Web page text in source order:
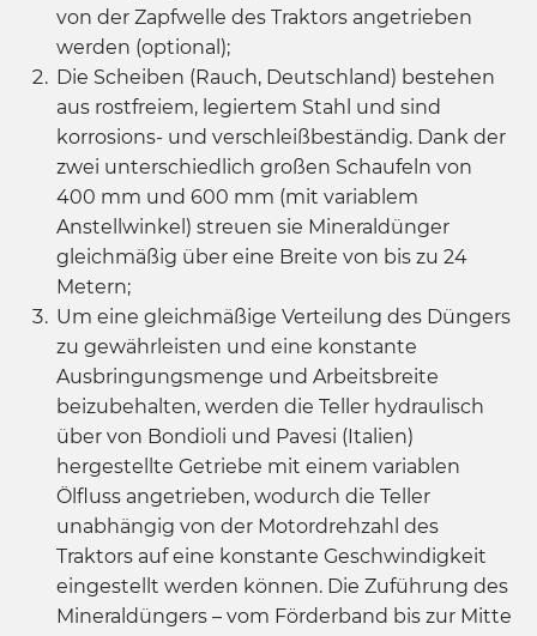
von der Zapfwelle des Traktors angetrieben
werden (optional);
Die Scheiben (Rauch, Deutschland) bestehen
aus rostfreiem, legiertem Stahl und sind
korrosions- und verschleißbeständig. Dank der
zwei unterschiedlich großen Schaufeln von
400 mm und 600 mm (mit variablem
Anstellwinkel) streuen sie Mineraldünger
gleichmäßig über eine Breite von bis zu 24
Metern;
Um eine gleichmäßige Verteilung des Düngers
zu gewährleisten und eine konstante
Ausbringungsmenge und Arbeitsbreite
beizubehalten, werden die Teller hydraulisch
über von Bondioli und Pavesi (Italien)
hergestellte Getriebe mit einem variablen
Ölfluss angetrieben, wodurch die Teller
unabhängig von der Motordrehzahl des
Traktors auf eine konstante Geschwindigkeit
eingestellt werden können. Die Zuführung des
Mineraldüngers – vom Förderband bis zur Mitte